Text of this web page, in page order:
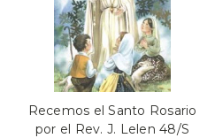
Recemos el Santo Rosario
por el Rev. J. Lelen 48/S